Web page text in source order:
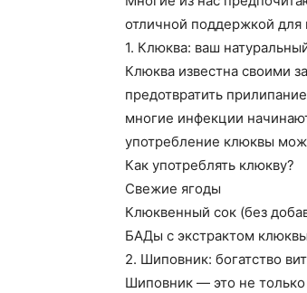
отличной поддержкой для
1. Клюква: ваш
Клюква известна своими
предотвратить
многие инфекции
употребление клюквы
Как употреблять клюкву?
Свежие ягоды
Клюквенный сок (без
БАДы с экстрактом клюквы
2. Шиповник: богатство
Шиповник — это не только